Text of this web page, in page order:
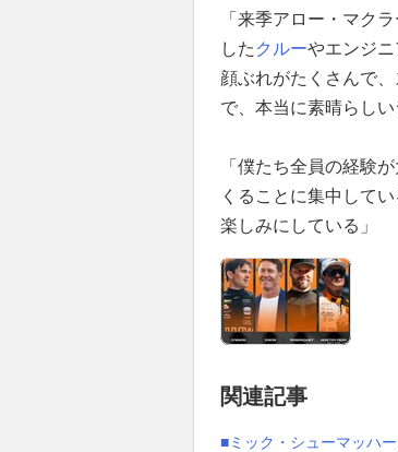
「来季アロー・マク
した クルーやエンジ
顔ぶれがたくさんで
で、本当に素晴らしい
「僕たち全員の経験
くることに集中して
楽しみにしている」
関連記事
■ミック・シューマッハ